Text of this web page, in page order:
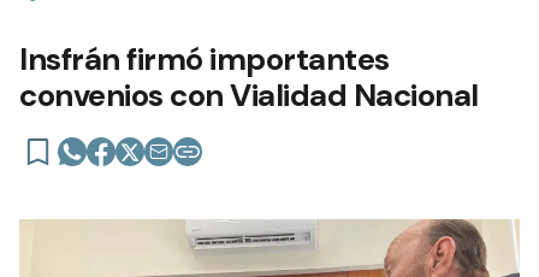
Insfrán firmó importantes
convenios con Vialidad Nacional